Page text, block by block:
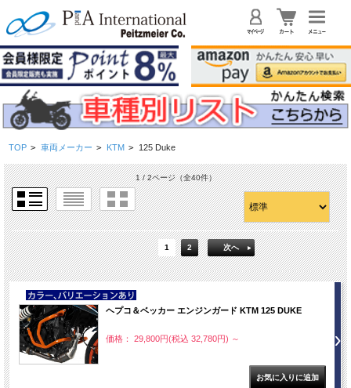
TOP > 車両メーカー > KTM > 125 Duke
1 / 2ページ（全40件）
1 2 次へ
NEW
ヘプコ＆ベッカー エンジンガード KTM 125 DUKE
価格： 29,800円(税込 32,780円) ～